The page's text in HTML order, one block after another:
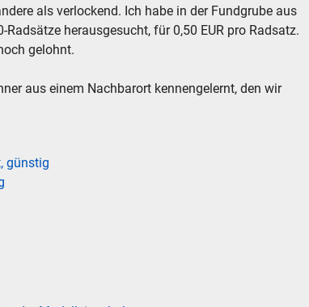
als verlockend. Ich habe in der Fundgrube aus
herausgesucht, für 0,50 EUR pro Radsatz.
gelohnt.
aus einem Nachbarort kennengelernt, den wir
günstig